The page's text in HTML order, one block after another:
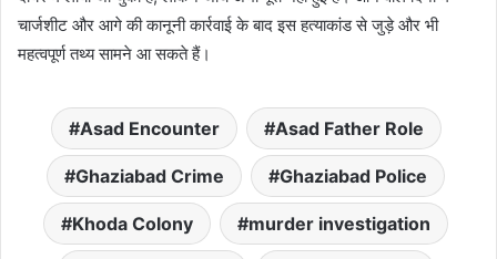
चार्जशीट और आगे की कानूनी कार्रवाई के बाद इस हत्याकांड से जुड़े और भी
महत्वपूर्ण तथ्य सामने आ सकते हैं।
Asad Encounter Asad Father Role
Ghaziabad Crime Ghaziabad Police
Khoda Colony murder investigation